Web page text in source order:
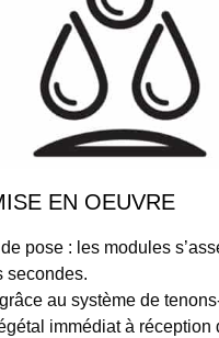
EN OEUVRE
de pose : les modules
secondes.
grâce au système de
immédiatà réception